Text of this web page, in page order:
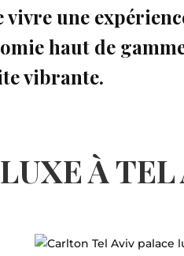
vivre une
haut de
vibrante.
À TEL